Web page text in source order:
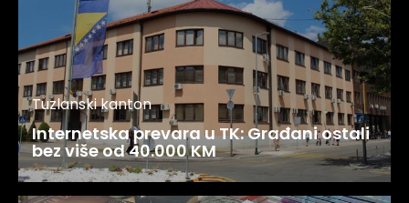
Tuzlanski kanton
Internetska prevara u TK: Građani ostali
bez više od 40.000 KM